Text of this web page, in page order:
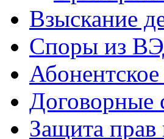
Взыскание
Споры из
Договорные
Защита прав